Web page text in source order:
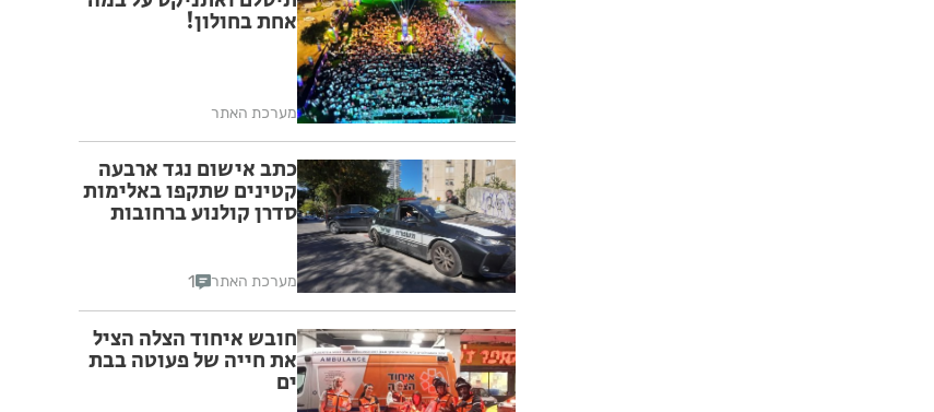
אחת בחולון!
מערכת האתר
כתב אישום נגד ארבעה
קטינים שתקפו באלימות
סדרן קולנוע ברחובות
מערכת האתר 1
חובש איחוד הצלה הציל
את חייה של פעוטה בבת
ים